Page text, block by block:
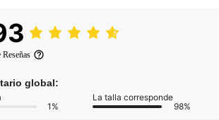
global:
1%
La talla corresponde
98%